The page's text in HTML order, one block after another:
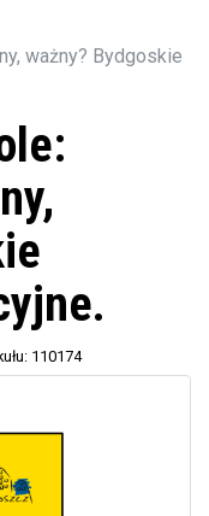
ważny? Bydgoskie
110174